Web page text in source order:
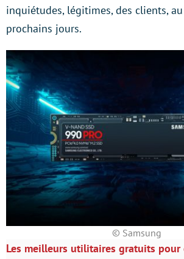
inquiétudes, légitimes, des clients,
prochains jours.
© Samsung
Les meilleurs utilitaires gratuits pour